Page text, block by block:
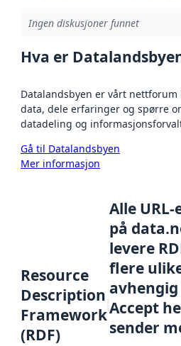
Ingen diskusjoner funnet
Hva er
Datalandsbyen er vårt
data, dele erfaringer og spørre
datadeling og
Gå til Datalandsbyen
Mer informasjon
Resource
Description
Framework
(RDF)
Alle
på
levere
flere
Accept
sender